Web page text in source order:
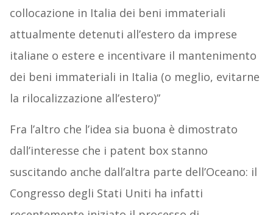
collocazione in Italia dei beni immateriali
attualmente detenuti all’estero da imprese
italiane o estere e incentivare il mantenimento
dei beni immateriali in Italia (o meglio, evitarne
la rilocalizzazione all’estero)”
Fra l’altro che l’idea sia buona è dimostrato
dall’interesse che i patent box stanno
suscitando anche dall’altra parte dell’Oceano: il
Congresso degli Stati Uniti ha infatti